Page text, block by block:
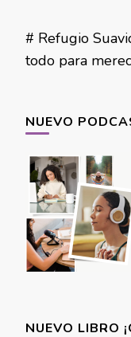
# Refugio
todo para
NUEVO
NUEVO LIBRO